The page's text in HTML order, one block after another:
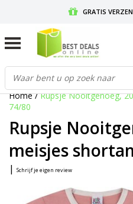
GRATIS
GRATIS RETOURNEREN
Home/Rupsje Nooitgenoeg,
74/80
Rupsje
meisjes
| Schrijf je eigen review